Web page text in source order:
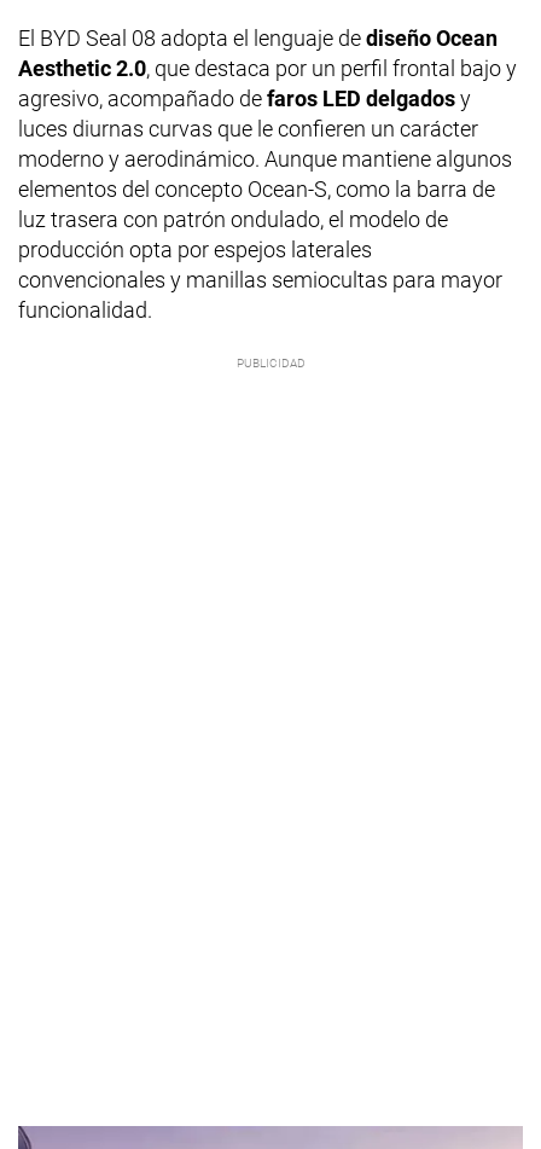
El BYD Seal 08 adopta el lenguaje dediseño Ocean
Aesthetic 2.0, que destaca por un perfil frontal bajo y
agresivo, acompañado defaros LED delgadosy
luces diurnas curvas que le confieren un carácter
moderno y aerodinámico. Aunque mantiene algunos
elementos del concepto Ocean-S, como la barra de
luz trasera con patrón ondulado, el modelo de
producción opta por espejos laterales
convencionales y manillas semiocultas para mayor
funcionalidad.